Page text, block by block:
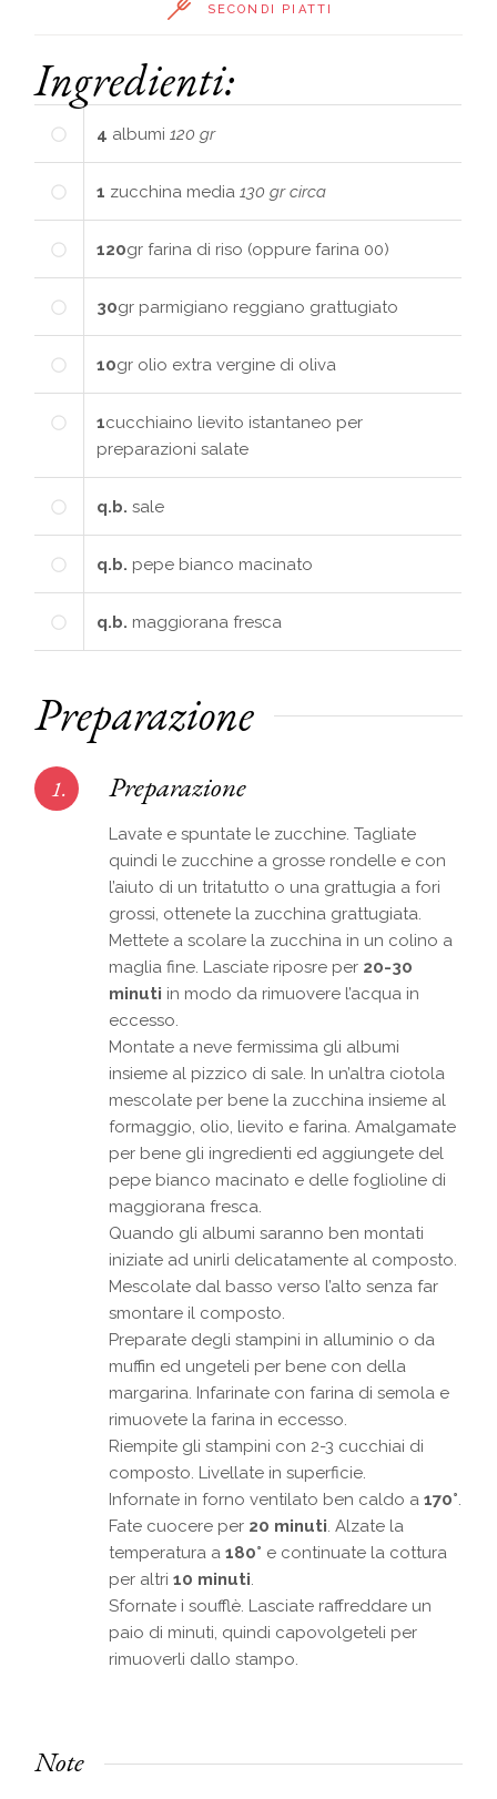
SECONDI PIATTI
Ingredienti:
4 albumi120 gr
1 zucchina media130 gr circa
120gr farina di riso (oppure farina 00)
30gr parmigiano reggiano grattugiato
10gr olio extra vergine di oliva
1cucchiaino lievito istantaneo per
preparazioni salate
q.b. sale
q.b. pepe bianco macinato
q.b. maggiorana fresca
Preparazione
1. Preparazione
Lavate e spuntate le zucchine. Tagliate
quindi le zucchine a grosse rondelle e con
l’aiuto di un tritatutto o una grattugia a fori
grossi, ottenete la zucchina grattugiata.
Mettete a scolare la zucchina in un colino a
maglia fine. Lasciate riposre per 20-30
minuti in modo da rimuovere l’acqua in
eccesso.
Montate a neve fermissima gli albumi
insieme al pizzico di sale. In un’altra ciotola
mescolate per bene la zucchina insieme al
formaggio, olio, lievito e farina. Amalgamate
per bene gli ingredienti ed aggiungete del
pepe bianco macinato e delle foglioline di
maggiorana fresca.
Quando gli albumi saranno ben montati
iniziate ad unirli delicatamente al composto.
Mescolate dal basso verso l’alto senza far
smontare il composto.
Preparate degli stampini in alluminio o da
muffin ed ungeteli per bene con della
margarina. Infarinate con farina di semola e
rimuovete la farina in eccesso.
Riempite gli stampini con 2-3 cucchiai di
composto. Livellate in superficie.
Infornate in forno ventilato ben caldo a170°.
Fate cuocere per 20 minuti. Alzate la
temperatura a180° e continuate la cottura
per altri10 minuti.
Sfornate i soufflè. Lasciate raffreddare un
paio di minuti, quindi capovolgeteli per
rimuoverli dallo stampo.
Note